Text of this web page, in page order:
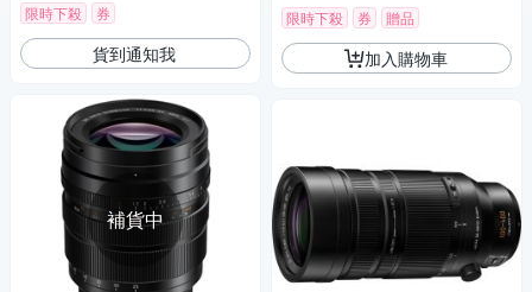
限時下殺
券
貨到通知我
補貨中
限時下殺 券 贈品
加入購物車